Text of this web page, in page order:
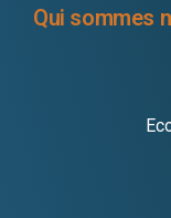
Qui sommes